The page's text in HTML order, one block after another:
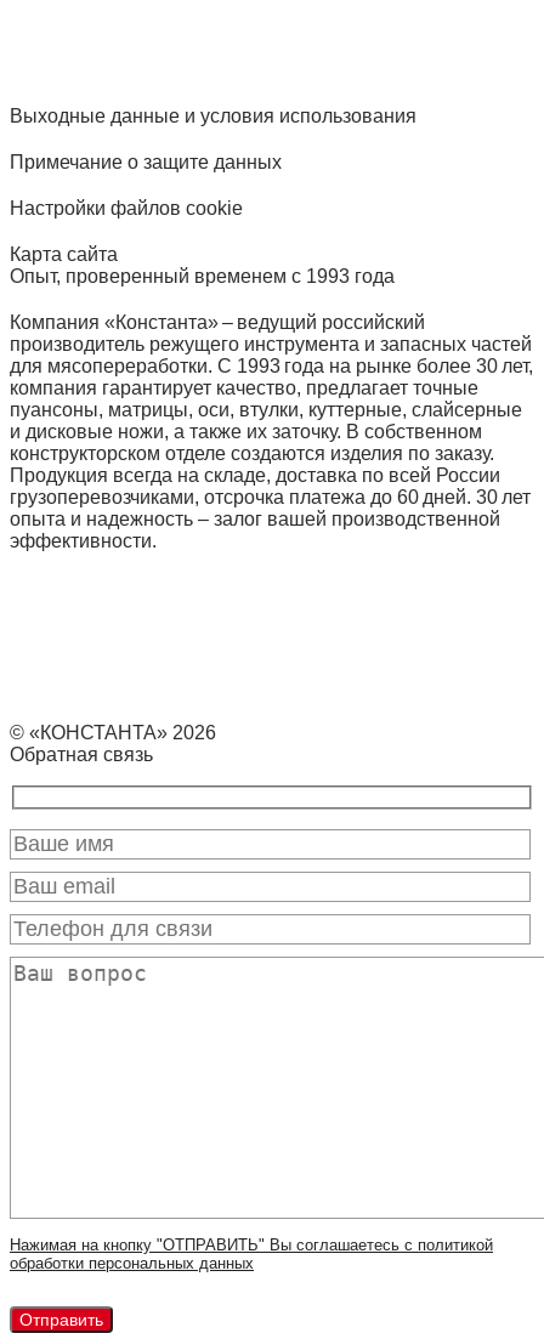
Выходные данные и условия использования
Примечание о защите данных
Настройки файлов cookie
Карта сайта
Опыт, проверенный временем с 1993 года
Компания «Константа» – ведущий российский
производитель режущего инструмента и запасных частей
для мясопереработки. С 1993 года на рынке более 30 лет,
компания гарантирует качество, предлагает точные
пуансоны, матрицы, оси, втулки, куттерные, слайсерные
и дисковые ножи, а также их заточку. В собственном
конструкторском отделе создаются изделия по заказу.
Продукция всегда на складе, доставка по всей России
грузоперевозчиками, отсрочка платежа до 60 дней. 30 лет
опыта и надежность – залог вашей производственной
эффективности.
© «КОНСТАНТА» 2026
Обратная связь
Нажимая на кнопку "ОТПРАВИТЬ" Вы соглашаетесь с политикой
обработки персональных данных